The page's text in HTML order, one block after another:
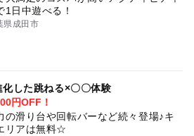
1日中遊べる！
県成田市
した跳ねる×〇〇体験
円OFF！
の滑り台や回転バーなど続々登場♪キ
リアは無料☆